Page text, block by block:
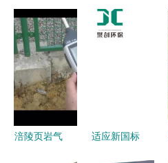
臭监测仪助
力环境质量
提升
仪产品介绍
涪陵页岩气
适应新国标